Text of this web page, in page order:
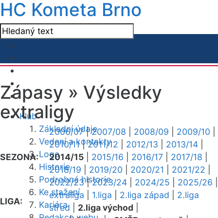
HC Kometa Brno
Klub
Základní údaje
Vedení a kontakty
Logo
Historie
Podrobná historie
Ke stažení
Kariéra
Zápasy » Výsledky
extraligy
SEZONA:
2006/07|2007/08 2008/09 2009/10
2010/11|2011/12 2012/13 2013/14
2014/15
2015/16 2016/17 2017/18
2018/19
2019/20 2020/21 2021/22
2022/23|2023/24 2024/25 2025/26
LIGA:
extraliga 1.liga 2.liga západ
2.liga
střed
2.liga východ